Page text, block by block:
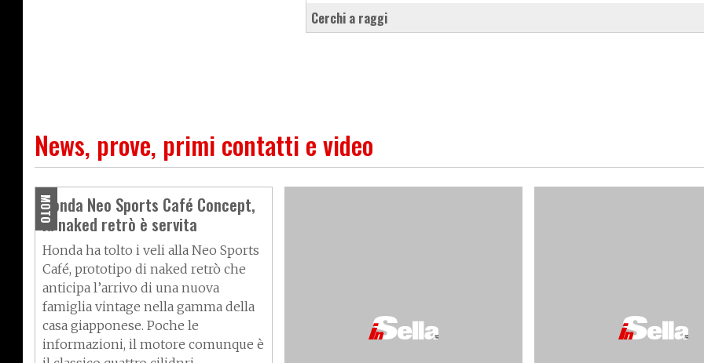
cerchi a raggi
News, prove, primi contatti e video
MOTO
Honda Neo Sports Café Concept,
la naked retrò è servita
Honda ha tolto i veli alla Neo Sports
Café, prototipo di naked retrò che
anticipa l’arrivo di una nuova
famiglia vintage nella gamma della
casa giapponese. Poche le
informazioni, il motore comunque è